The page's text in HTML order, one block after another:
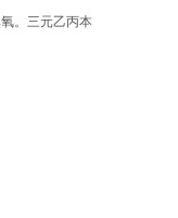
。三元乙丙本